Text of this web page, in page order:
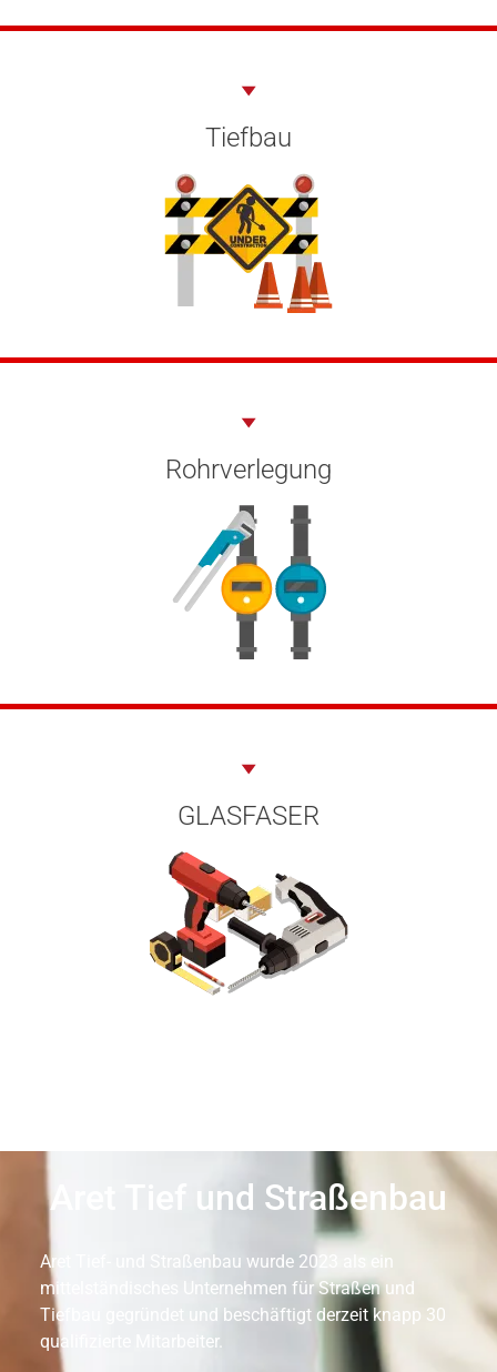
Tiefbau
Rohrverlegung
GLASFASER
Aret Tief und Straßenbau
Aret Tief- und Straßenbau wurde 2023 als ein
mittelständisches Unternehmen für Straßen und
Tiefbau gegründet und beschäftigt derzeit knapp 30
qualifizierte Mitarbeiter.